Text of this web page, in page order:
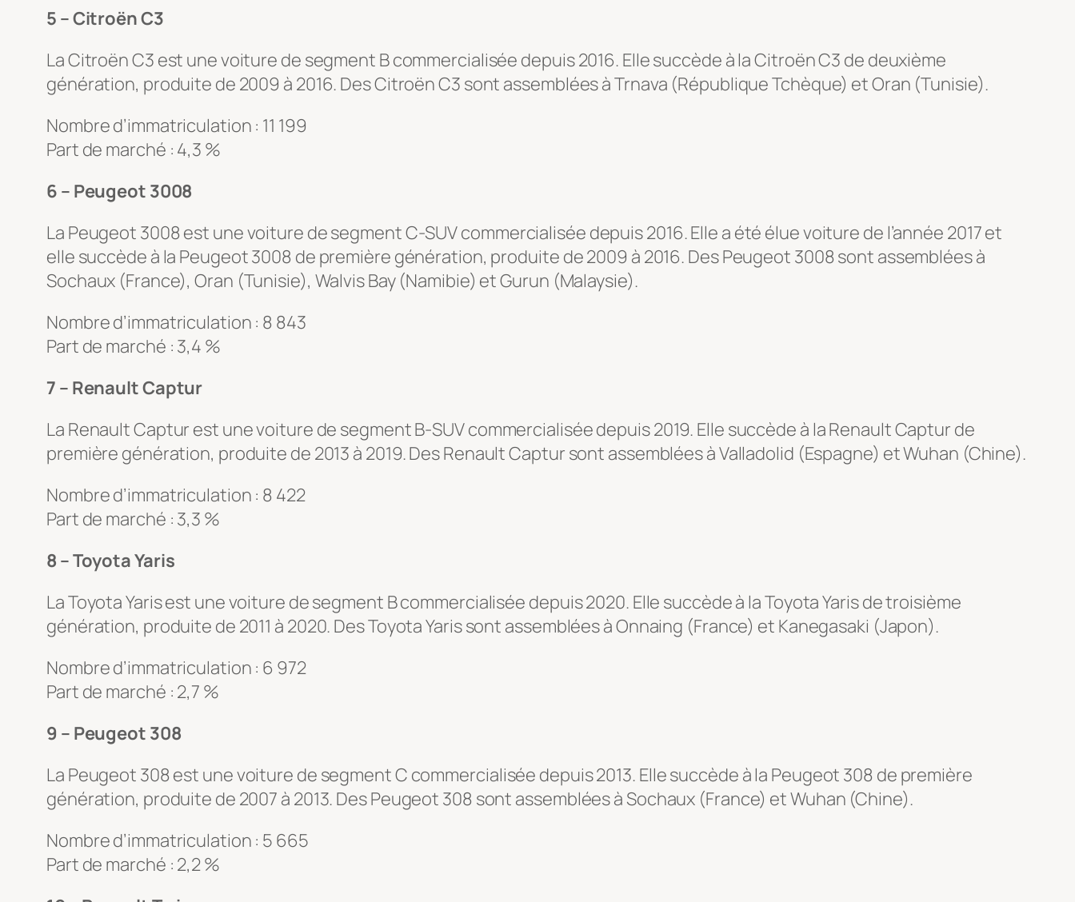
5 – Citroën C3
La Citroën C3 est une voiture de segment B commercialisée depuis 2016. Elle succède à la Citroën C3 de deuxième
génération, produite de 2009 à 2016. Des Citroën C3 sont assemblées à Trnava (République Tchèque) et Oran (Tunisie).
Nombre d’immatriculation : 11 199
Part de marché : 4,3 %
6 – Peugeot 3008
La Peugeot 3008 est une voiture de segment C-SUV commercialisée depuis 2016. Elle a été élue voiture de l’année 2017 et
elle succède à la Peugeot 3008 de première génération, produite de 2009 à 2016. Des Peugeot 3008 sont assemblées à
Sochaux (France), Oran (Tunisie), Walvis Bay (Namibie) et Gurun (Malaysie).
Nombre d’immatriculation : 8 843
Part de marché : 3,4 %
7 – Renault Captur
La Renault Captur est une voiture de segment B-SUV commercialisée depuis 2019. Elle succède à la Renault Captur de
première génération, produite de 2013 à 2019. Des Renault Captur sont assemblées à Valladolid (Espagne) et Wuhan (Chine).
Nombre d’immatriculation : 8 422
Part de marché : 3,3 %
8 – Toyota Yaris
La Toyota Yaris est une voiture de segment B commercialisée depuis 2020. Elle succède à la Toyota Yaris de troisième
génération, produite de 2011 à 2020. Des Toyota Yaris sont assemblées à Onnaing (France) et Kanegasaki (Japon).
Nombre d’immatriculation : 6 972
Part de marché : 2,7 %
9 – Peugeot 308
La Peugeot 308 est une voiture de segment C commercialisée depuis 2013. Elle succède à la Peugeot 308 de première
génération, produite de 2007 à 2013. Des Peugeot 308 sont assemblées à Sochaux (France) et Wuhan (Chine).
Nombre d’immatriculation : 5 665
Part de marché : 2,2 %